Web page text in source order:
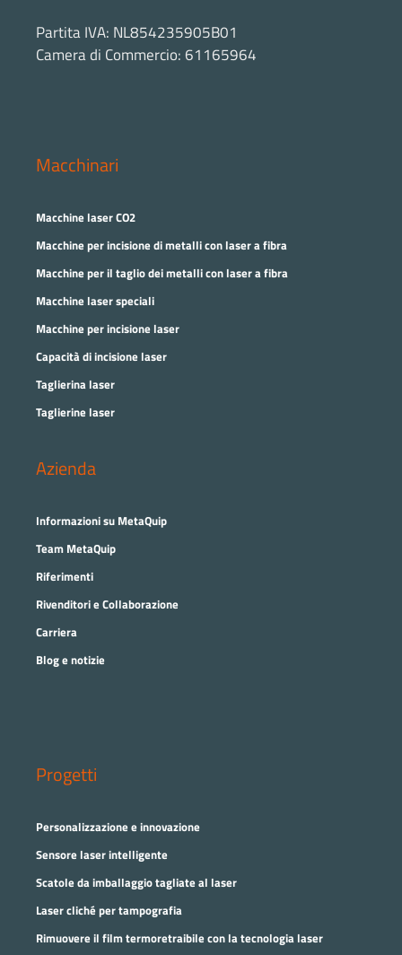
Partita IVA: NL854235905B01
Camera di Commercio: 61165964
Macchinari
Macchine laser CO2
Macchine per incisione di metalli con laser a fibra
Macchine per il taglio dei metalli con laser a fibra
Macchine laser speciali
Macchine per incisione laser
Capacità di incisione laser
Taglierina laser
Taglierine laser
Azienda
Informazioni su MetaQuip
Team MetaQuip
Riferimenti
Rivenditori e Collaborazione
Carriera
Blog e notizie
Progetti
Personalizzazione e innovazione
Sensore laser intelligente
Scatole da imballaggio tagliate al laser
Laser cliché per tampografia
Rimuovere il film termoretraibile con la tecnologia laser